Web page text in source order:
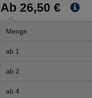
Ab 26,50 €
Menge
ab 1
ab 2
ab 4